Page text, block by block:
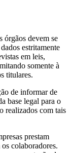
órgãos devem se
estritamente
em leis,
somente à
titulares.
de informar de
base legal para o
realizados com tais
prestam
colaboradores.